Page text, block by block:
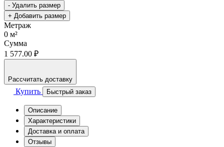
- Удалить размер
+ Добавить размер
Метраж
0 м²
Сумма
1 577.00 ₽
Рассчитать доставку
Купить Быстрый заказ
Описание
Характеристики
Доставка и оплата
Отзывы